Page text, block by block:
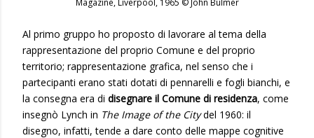
Magazine, Liverpool, 1965 © John Bulmer
Al primo gruppo ho proposto di lavorare al tema della
rappresentazione del proprio Comune e del proprio
territorio; rappresentazione grafica, nel senso che i
partecipanti erano stati dotati di pennarelli e fogli bianchi, e
la consegna era di disegnare il Comune di residenza, come
insegnò Lynch in The Image of the Citydel 1960: il
disegno, infatti, tende a dare conto delle mappe cognitive